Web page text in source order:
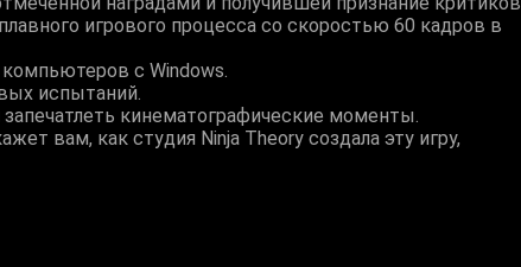
игрового процесса со скоростью 60 кадров в
с Windows.
испытаний.
кинематографические моменты.
вам, как студия Ninja Theory создала эту игру,